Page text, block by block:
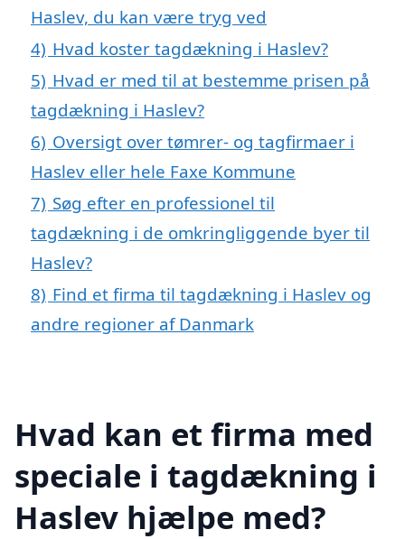
Haslev, du kan være tryg ved
4) Hvad koster tagdækning i Haslev?
5) Hvad er med til at bestemme prisen på
tagdækning i Haslev?
6) Oversigt over tømrer- og tagfirmaer i
Haslev eller hele Faxe Kommune
7) Søg efter en professionel til
tagdækning i de omkringliggende byer til
Haslev?
8) Find et firma til tagdækning i Haslev og
andre regioner af Danmark
Hvad kan et firma med
speciale i tagdækning i
Haslev hjælpe med?